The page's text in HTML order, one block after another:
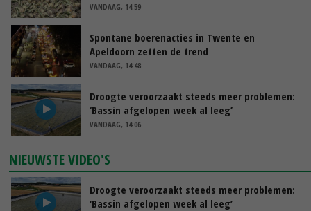
VANDAAG, 14:59
Spontane boerenacties in Twente en
Apeldoorn zetten de trend
VANDAAG, 14:48
Droogte veroorzaakt steeds meer problemen:
‘Bassin afgelopen week al leeg’
VANDAAG, 14:06
NIEUWSTE VIDEO'S
Droogte veroorzaakt steeds meer problemen:
‘Bassin afgelopen week al leeg’